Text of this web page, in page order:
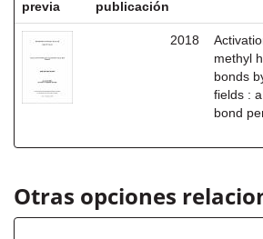
previa
publicación
2018
methyl
bonds
fields :
bond
Otras opciones